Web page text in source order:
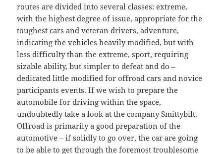
routes are divided into several classes: extreme,
with the highest degree of issue, appropriate for the
toughest cars and veteran drivers, adventure,
indicating the vehicles heavily modified, but with
less difficulty than the extreme, sport, requiring
sizable ability, but simpler to defeat and do –
dedicated little modified for offroad cars and novice
participants events. If we wish to prepare the
automobile for driving within the space,
undoubtedly take a look at the company Smittybilt.
Offroad is primarily a good preparation of the
automotive – if solidly to go over, the car are going
to be able to get through the foremost troublesome